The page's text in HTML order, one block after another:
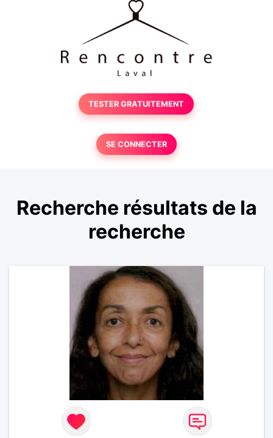
TESTER GRATUITEMENT
SE CONNECTER
Recherche résultats de la
recherche